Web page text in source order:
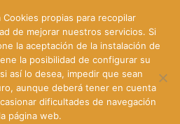
propias para recopilar
de mejorar nuestros servicios. Si
la aceptación de la instalación de
la posibilidad de configurar su
así lo desea, impedir que sean
aunque deberá tener en cuenta
dificultades de navegación
página web.